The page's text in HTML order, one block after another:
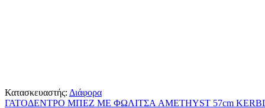
Κατασκευαστής: Διάφορα
ΓΑΤΟΔΕΝΤΡΟ ΜΠΕΖ ΜΕ ΦΩΛΙΤΣΑ AMETHYST 57cm